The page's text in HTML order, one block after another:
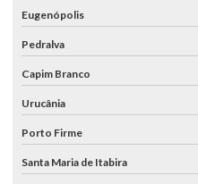
Eugenópolis
Pedralva
Capim Branco
Urucânia
Porto Firme
Santa Maria de Itabira